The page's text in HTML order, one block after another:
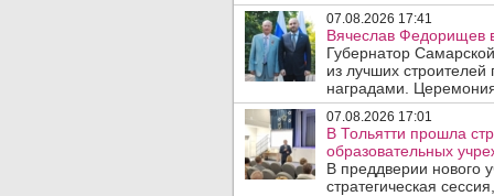
07.08.2026 17:41
Вячеслав Федорищев
Губернатор
из лучших
наградами.
07.08.2026 17:01
В Тольятти прошла
образовательных
В преддверии нового
стратегическая